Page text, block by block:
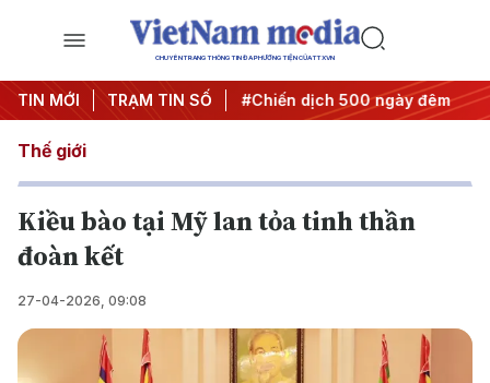
CHUYÊN TRANG THÔNG TIN ĐA PHƯƠNG TIỆN CỦA TTXVN
TIN MỚI TRẠM TIN SỐ
quyết thành hành động #Chiến dịch 500 ngày đêm
Thế giới
Kiều bào tại Mỹ lan tỏa tinh thần
đoàn kết
27-04-2026, 09:08